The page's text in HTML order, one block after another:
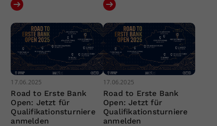
17.06.2025
Road to Erste Bank
Open: Jetzt für
Qualifikationsturniere
anmelden
17.06.2025
Road to Erste Bank
Open: Jetzt für
Qualifikationsturniere
anmelden